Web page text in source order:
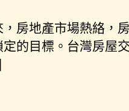
房地產市場熱絡，
的目標。台灣房屋